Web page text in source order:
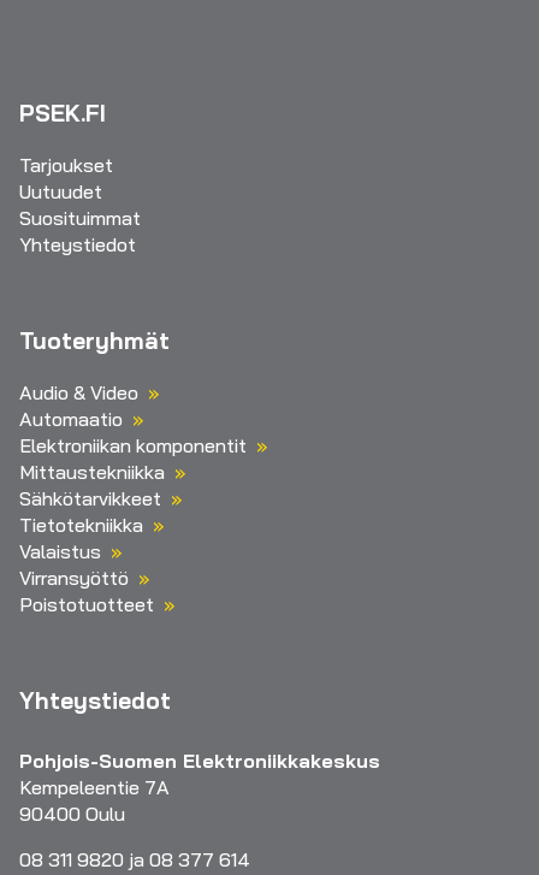
PSEK.FI
Tarjoukset
Uutuudet
Suosituimmat
Yhteystiedot
Tuoteryhmät
Audio & Video
Automaatio
Elektroniikan komponentit
Mittaustekniikka
Sähkötarvikkeet
Tietotekniikka
Valaistus
Virransyöttö
Poistotuotteet
Yhteystiedot
Pohjois-Suomen Elektroniikkakeskus
Kempeleentie 7A
90400 Oulu
08 311 9820 ja 08 377 614